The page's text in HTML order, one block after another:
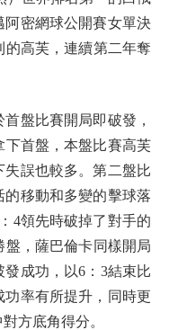
密網球公開賽女單決
的高芙，連續第二年奪
盤比賽開局即破發，
下首盤，本盤比賽高芙
誤也較多。第二盤比
移動和多變的擊球落
4領先時破掉了對手的
盤，薩巴倫卡同樣開局
成功，以6：3結束比
率有所提升，同時更
方底角得分。